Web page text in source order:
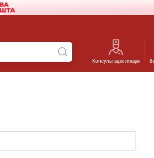
Консультація лікаря